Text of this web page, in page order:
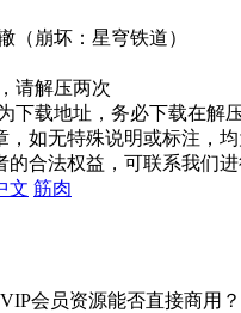
（崩坏：星穹铁道）
请解压两次
下载地址，务必下载在解
，如无特殊说明或标注，
合法权益，可联系我们进
文 筋肉
会员资源能否直接商用？